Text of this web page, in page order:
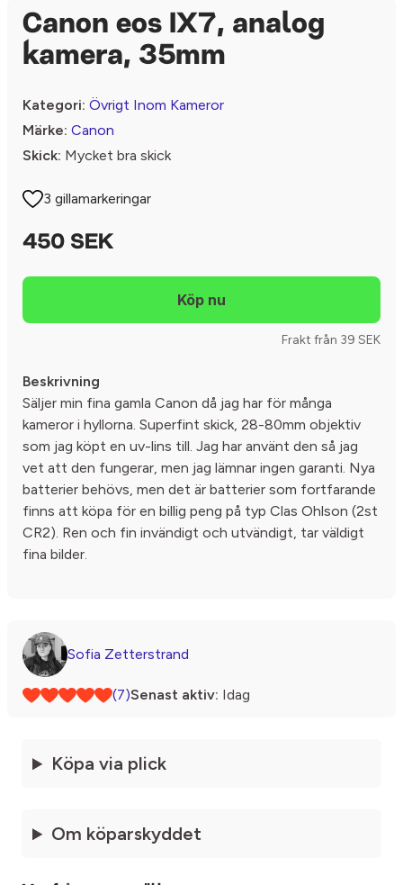
Canon eos IX7, analog
kamera, 35mm
Kategori: Övrigt Inom Kameror
Märke: Canon
Skick: Mycket bra skick
3 gillamarkeringar
450 SEK
Frakt från 39 SEK
Beskrivning
Säljer min fina gamla Canon då jag har för många
kameror i hyllorna. Superfint skick, 28-80mm objektiv
som jag köpt en uv-lins till. Jag har använt den så jag
vet att den fungerar, men jag lämnar ingen garanti. Nya
batterier behövs, men det är batterier som fortfarande
finns att köpa för en billig peng på typ Clas Ohlson (2st
CR2). Ren och fin invändigt och utvändigt, tar väldigt
fina bilder.
Sofia Zetterstrand
(7)Senast aktiv: Idag
Köpa via plick
Om köparskyddet